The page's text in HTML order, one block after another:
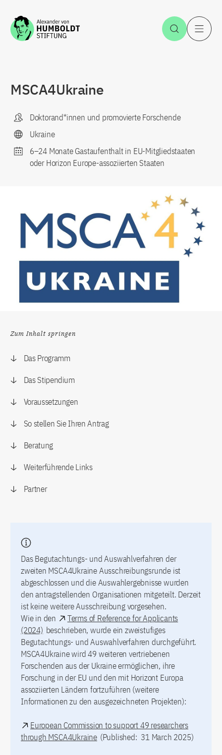
Zum Inhalt springen Suche
MSCA4Ukraine
Doktorand*innen und promovierte Forschende
Ukraine
6–24 Monate Gastaufenthalt in EU-Mitgliedstaaten
oder Horizon Europe-assoziierten Staaten
Zum Inhalt springen
Das Programm
Das Stipendium
Voraussetzungen
So stellen Sie Ihren Antrag
Beratung
Weiterführende Links
Partner
Das Begutachtungs- und Auswahlverfahren der
zweiten MSCA4Ukraine Ausschreibungsrunde ist
abgeschlossen und die Auswahlergebnisse wurden
den antragstellenden Organisationen mitgeteilt. Derzeit
ist keine weitere Ausschreibung vorgesehen.
Wie in den
Terms of Reference for Applicants
(2024) beschrieben, wurde ein zweistufiges
Begutachtungs- und Auswahlverfahren durchgeführt.
MSCA4Ukraine wird 49 weiteren vertriebenen
Forschenden aus der Ukraine ermöglichen, ihre
Forschung in der EU und den mit Horizont Europa
assoziierten Ländern fortzuführen (weitere
Informationen zu den ausgezeichneten Projekten):
European Commission to support 49 researchers
through MSCA4Ukraine (Published: 31 March 2025)